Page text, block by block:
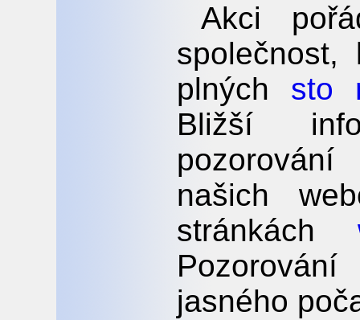
Akci
plných sto
Bližší
našich
stránkách
jasného